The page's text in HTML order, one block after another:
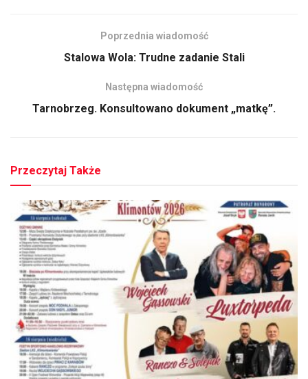
Poprzednia wiadomość
Stalowa Wola: Trudne zadanie Stali
Następna wiadomość
Tarnobrzeg. Konsultowano dokument „matkę”.
Przeczytaj Także